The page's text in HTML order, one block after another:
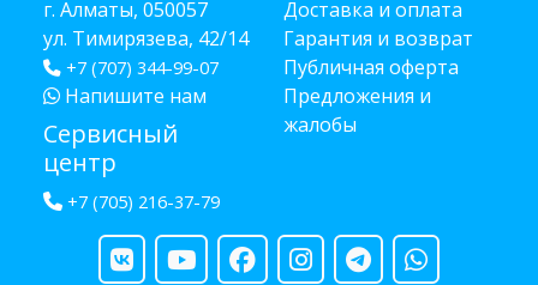
г. Алматы, 050057
ул. Тимирязева, 42/14
+7 (707) 344-99-07
Напишите нам
Сервисный
центр
+7 (705) 216-37-79
Доставка и оплата
Гарантия и возврат
Публичная оферта
Предложения и
жалобы